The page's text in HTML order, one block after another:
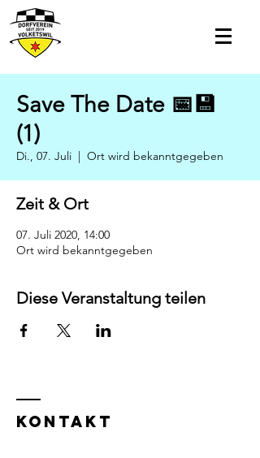
Save The Date 📅💾
(1)
Di., 07. Juli
  |
Ort wird bekanntgegeben
Zeit & Ort
07. Juli 2020, 14:00
Ort wird bekanntgegeben
Diese Veranstaltung teilen
Kontakt